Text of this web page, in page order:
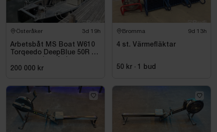
Österåker 3d 19h
Arbetsbåt MS Boat W610
Torqeedo DeepBlue 50R 50
meter
200 000 kr
Bromma 9d 13h
4 st. Värmefläktar
50 kr · 1 bud